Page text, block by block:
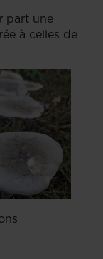
part une
à celles de